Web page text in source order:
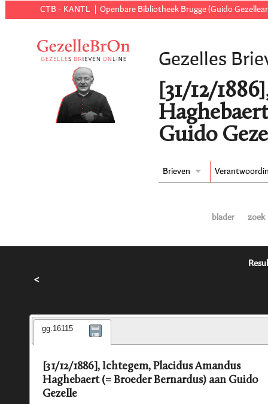
CTB - KANTL Openbare Bibliotheek Brugge (Guido
Gezelles
[31/12/
Guido
Brieven
blader zoek
<
gg.16115
[31/12/1886], Ichtegem, Placidus Amandus
Haghebaert (= Broeder Bernardus) aan Guido
Gezelle